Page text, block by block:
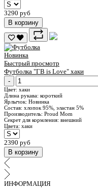
3290 руб
В корзину
Новинка
Быстрый просмотр
Футболка "ГВ is Love" хаки
-
Цвет: хаки
Длина рукава: короткий
Ярлычок: Новинка
Состав: хлопок 95%, эластан 5%
Производитель: Proud Mom
Секрет для кормления: внешний
Цвета: хаки
2390 руб
В корзину
ИНФОРМАЦИЯ